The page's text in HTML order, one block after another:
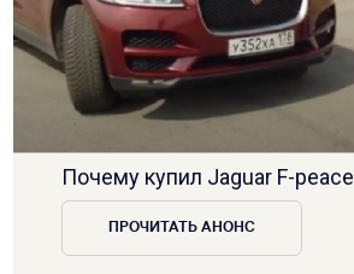
Почему купил Jaguar F-peace
ПРОЧИТАТЬ АНОНС